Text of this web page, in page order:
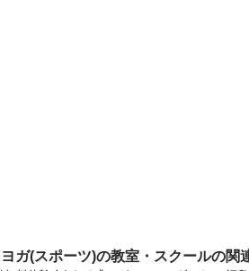
ヨガ(スポーツ)の教室・スクールの関